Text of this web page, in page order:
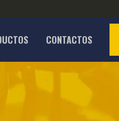
CONTACTOS